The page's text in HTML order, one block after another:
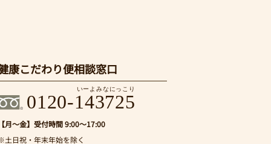
康こだわり便相談窓口
いーよみなにっこり
0120-143725
月～金】 受付時間 9:00～17:00
土日祝・年末年始を除く